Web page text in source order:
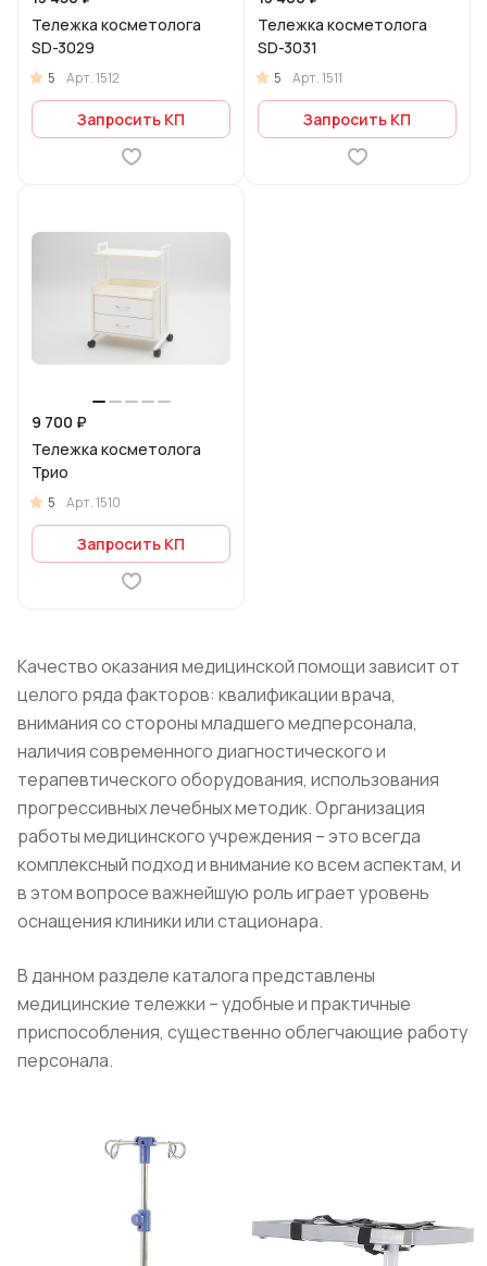
Тележка косметолога
SD-3029
5 Арт.1512
Запросить КП
Тележка косметолога
SD-3031
5 Арт.1511
Запросить КП
9 700 ₽
Тележка косметолога
Трио
5 Арт.1510
Запросить КП
Качество оказания медицинской помощи зависит от
целого ряда факторов: квалификации врача,
внимания со стороны младшего медперсонала,
наличия современного диагностического и
терапевтического оборудования, использования
прогрессивных лечебных методик. Организация
работы медицинского учреждения – это всегда
комплексный подход и внимание ко всем аспектам, и
в этом вопросе важнейшую роль играет уровень
оснащения клиники или стационара.
В данном разделе каталога представлены
медицинские тележки – удобные и практичные
приспособления, существенно облегчающие работу
персонала.